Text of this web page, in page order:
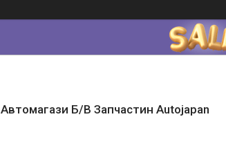
Автомагази Б/В Запчастин Autojapan